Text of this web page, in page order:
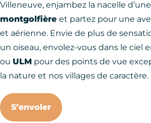
Villeneuve, enjambez la nacelle d’une
montgolfière et partez pour une
et aérienne. Envie de plus de
un oiseau, envolez-vous dans le ciel
ou ULM pour des points de vue
la nature et nos villages de caractère.
S’envoler